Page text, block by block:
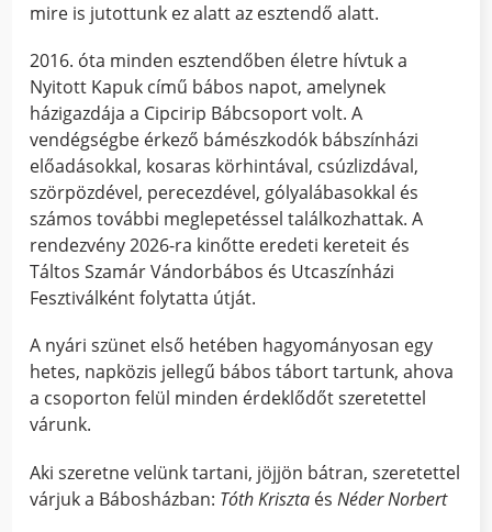
mire is jutottunk ez alatt az esztendő alatt.
2016. óta minden esztendőben életre hívtuk a
Nyitott Kapuk című bábos napot, amelynek
házigazdája a Cipcirip Bábcsoport volt. A
vendégségbe érkező bámészkodók bábszínházi
előadásokkal, kosaras körhintával, csúzlizdával,
szörpözdével, perecezdével, gólyalábasokkal és
számos további meglepetéssel találkozhattak. A
rendezvény 2026-ra kinőtte eredeti kereteit és
Táltos Szamár Vándorbábos és Utcaszínházi
Fesztiválként folytatta útját.
A nyári szünet első hetében hagyományosan egy
hetes, napközis jellegű bábos tábort tartunk, ahova
a csoporton felül minden érdeklődőt szeretettel
várunk.
Aki szeretne velünk tartani, jöjjön bátran, szeretettel
várjuk a Bábosházban: Tóth Kriszta ésNéder Norbert